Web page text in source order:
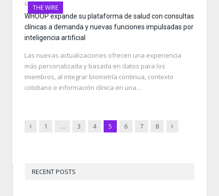
THE WIRE
MAY 10, 2026
WHOOP expande su plataforma de salud con consultas
clínicas a demanda y nuevas funciones impulsadas por
inteligencia artificial
Las nuevas actualizaciones ofrecen una experiencia
más personalizada y basada en datos para los
miembros, al integrar biometría continua, contexto
cotidiano e información clínica en una…
Previous
1 … 3 4 5 6 7 8 Next
RECENT POSTS